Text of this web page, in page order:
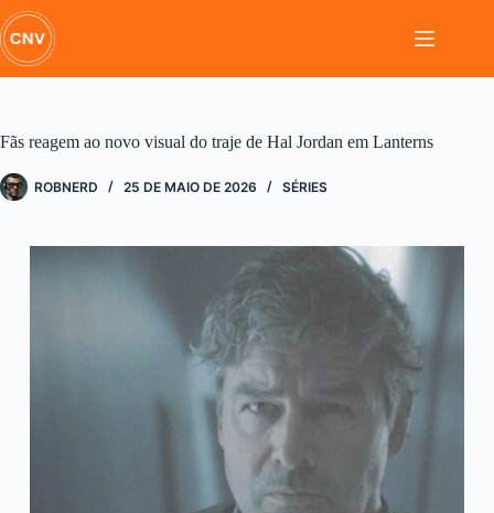
Pular
para
o
conteúdo
Fãs reagem ao novo visual do traje de Hal Jordan em Lanterns
ROBNERD 25 DE MAIO DE 2026 SÉRIES